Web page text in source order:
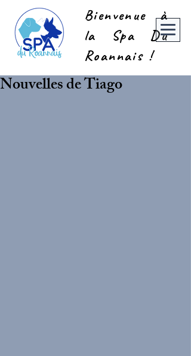
Bienvenue à
la Spa Du
Roannais !
Nouvelles de Tiago